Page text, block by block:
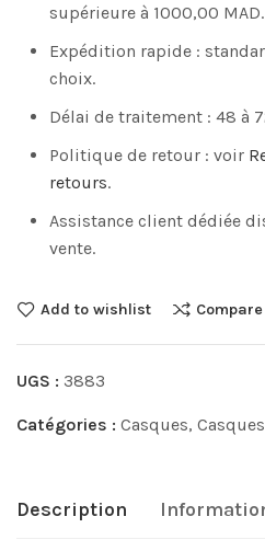
supérieure à 1000,00 MAD.
Expédition rapide :
choix.
Délai de traitement : 48 à
Politique de retour : voir
retours.
Assistance client dédiée
vente.
Add to wishlist Compare
UGS : 3883
Catégories : Casques,
Description